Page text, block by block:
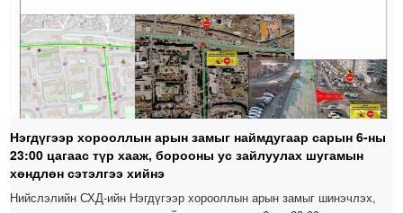
Нэгдүгээр хорооллын арын замыг наймдугаар сарын 6-ны
23:00 цагаас түр хааж, борооны ус зайлуулах шугамын
хөндлөн сэтэлгээ хийнэ
Нийслэлийн СХД-ийн Нэгдүгээр хорооллын арын замыг шинэчлэх,